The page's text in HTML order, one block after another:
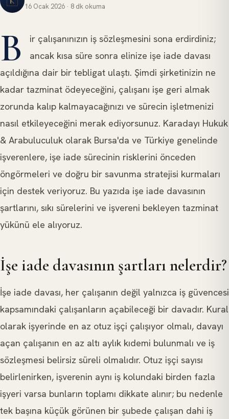
16 Ocak 2026 · 8 dk okuma
B
ir çalışanınızın iş sözleşmesini sona erdirdiniz;
ancak kısa süre sonra elinize işe iade davası
açıldığına dair bir tebligat ulaştı. Şimdi şirketinizin ne
kadar tazminat ödeyeceğini, çalışanı işe geri almak
zorunda kalıp kalmayacağınızı ve sürecin işletmenizi
nasıl etkileyeceğini merak ediyorsunuz. Karadayı Hukuk
& Arabuluculuk olarak Bursa'da ve Türkiye genelinde
işverenlere, işe iade sürecinin risklerini önceden
öngörmeleri ve doğru bir savunma stratejisi kurmaları
için destek veriyoruz. Bu yazıda işe iade davasının
şartlarını, sıkı sürelerini ve işvereni bekleyen tazminat
yükünü ele alıyoruz.
İşe iade davasının şartları nelerdir?
İşe iade davası, her çalışanın değil yalnızca iş güvencesi
kapsamındaki çalışanların açabileceği bir davadır. Kural
olarak işyerinde en az otuz işçi çalışıyor olmalı, davayı
açan çalışanın en az altı aylık kıdemi bulunmalı ve iş
sözleşmesi belirsiz süreli olmalıdır. Otuz işçi sayısı
belirlenirken, işverenin aynı iş kolundaki birden fazla
işyeri varsa bunların toplamı dikkate alınır; bu nedenle
tek başına küçük görünen bir şubede çalışan dahi iş